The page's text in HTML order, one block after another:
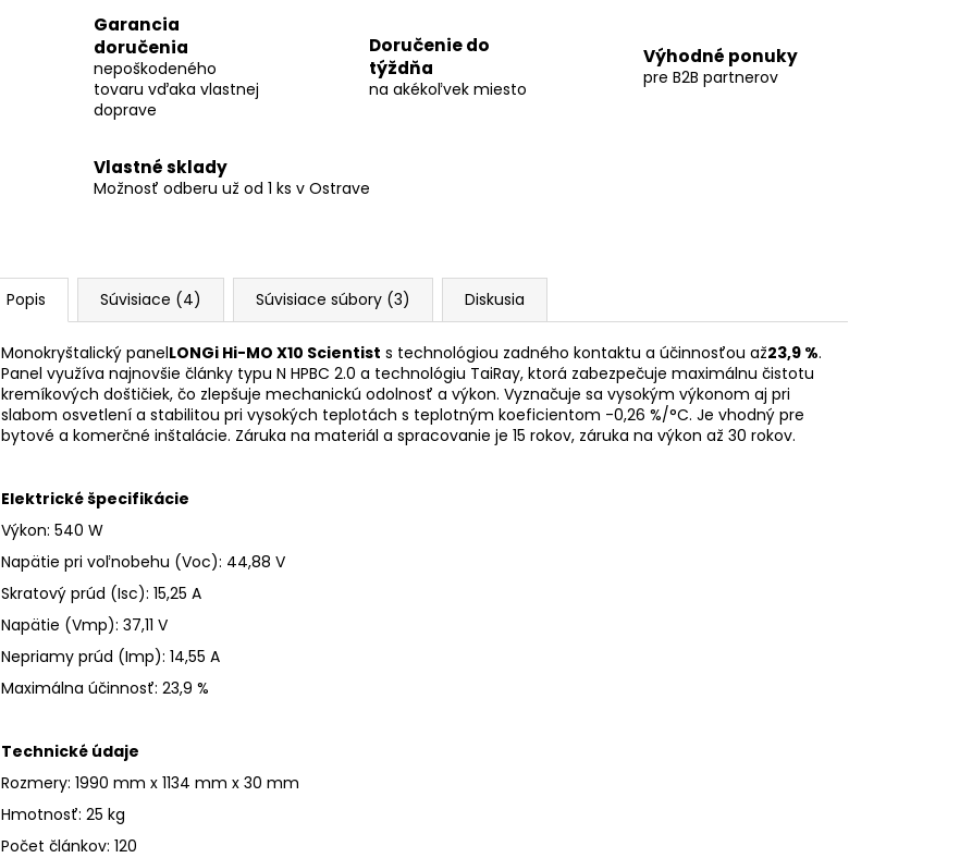
Garancia
doručenia
nepoškodeného
tovaru vďaka vlastnej
doprave
Doručenie do
týždňa
na akékoľvek miesto
Výhodné ponuky
pre B2B partnerov
Vlastné sklady
Možnosť odberu už od 1 ks v Ostrave
Popis Súvisiace (4) Súvisiace súbory (3) Diskusia
Monokryštalický panelLONGi Hi-MO X10 Scientist s technológiou zadného kontaktu a účinnosťou až23,9 %.
Panel využíva najnovšie články typu N HPBC 2.0 a technológiu TaiRay, ktorá zabezpečuje maximálnu čistotu
kremíkových doštičiek, čo zlepšuje mechanickú odolnosť a výkon. Vyznačuje sa vysokým výkonom aj pri
slabom osvetlení a stabilitou pri vysokých teplotách s teplotným koeficientom -0,26 %/°C. Je vhodný pre
bytové a komerčné inštalácie. Záruka na materiál a spracovanie je 15 rokov, záruka na výkon až 30 rokov.
Elektrické špecifikácie
Výkon: 540 W
Napätie pri voľnobehu (Voc): 44,88 V
Skratový prúd (Isc): 15,25 A
Napätie (Vmp): 37,11 V
Nepriamy prúd (Imp): 14,55 A
Maximálna účinnosť: 23,9 %
Technické údaje
Rozmery: 1990 mm x 1134 mm x 30 mm
Hmotnosť: 25 kg
Počet článkov: 120